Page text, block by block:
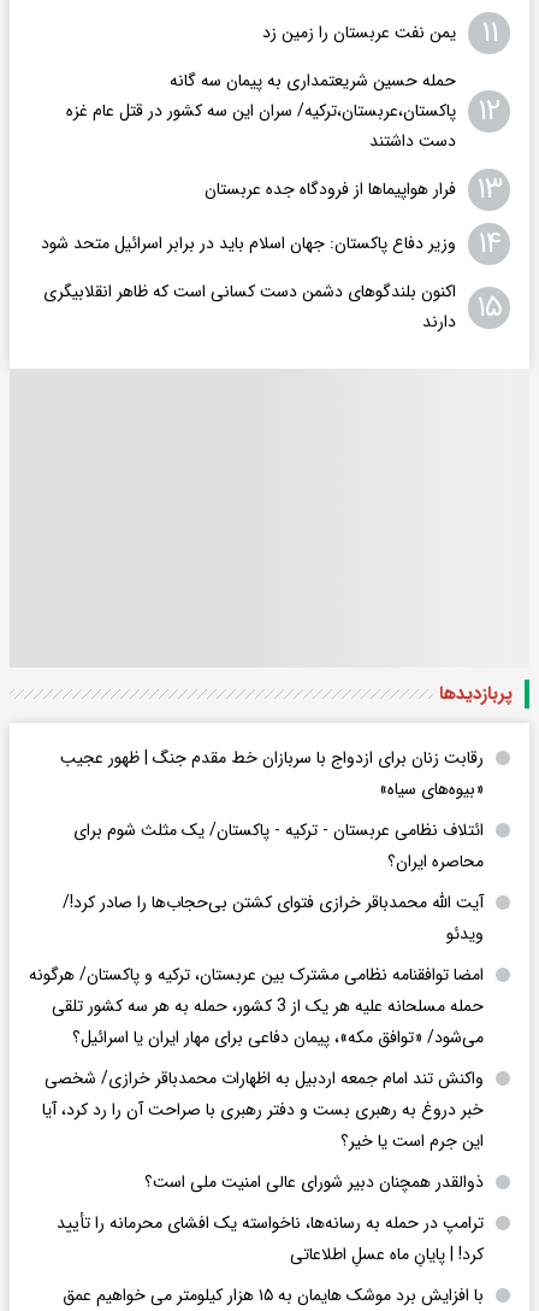
۱۱ یمن نفت عربستان را زمین زد
۱۲
حمله حسین شریعتمداری به پیمان سه گانه
پاکستان،عربستان،ترکیه/ سران این سه کشور در قتل عام غزه
دست داشتند
۱۳ فرار هواپیماها از فرودگاه جده عربستان
۱۴ وزیر دفاع پاکستان: جهان اسلام باید در برابر اسرائیل متحد شود
۱۵
اکنون بلندگوهای دشمن دست کسانی است که ظاهر انقلابیگری
دارند
پربازدید‌ها
رقابت زنان برای ازدواج با سربازان خط مقدم جنگ | ظهور عجیب
«بیوه‌های سیاه»
ائتلاف نظامی عربستان - ترکیه - پاکستان/ یک مثلث شوم برای
محاصره ایران؟
آیت الله محمدباقر خرازی فتوای کشتن بی‌حجاب‌ها را صادر کرد!/
ویدئو
امضا توافقنامه نظامی مشترک بین عربستان، ترکیه و پاکستان/ هرگونه
حمله مسلحانه علیه هر یک از 3 کشور، حمله به هر سه کشور تلقی
می‌شود/ «توافق مکه»، پیمان دفاعی برای مهار ایران یا اسرائیل؟
واکنش تند امام جمعه اردبیل به اظهارات محمدباقر خرازی/ شخصی
خبر دروغ به رهبری بست و دفتر رهبری با صراحت آن را رد کرد، آیا
این جرم است یا خیر؟
ذوالقدر همچنان دبیر شورای ‌عالی امنیت ملی است؟
ترامپ در حمله‌ به رسانه‌ها، ناخواسته یک افشای محرمانه را تأیید
کرد! |‌ پایانِ ماه عسلِ اطلاعاتی
با افزایش برد موشک هایمان به ۱۵ هزار کیلومتر می خواهیم عمق